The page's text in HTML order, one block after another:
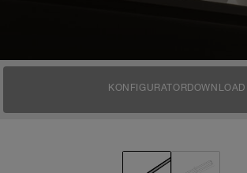
KONFIGURATORDOWNLOAD